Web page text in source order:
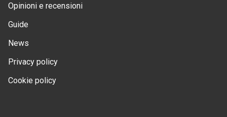
Opinioni e recensioni
Guide
News
Privacy policy
Cookie policy